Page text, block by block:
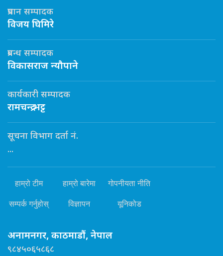
प्रधान सम्पादक
विजय घिमिरे
प्रबन्ध सम्पादक
विकासराज न्यौपाने
कार्यकारी सम्पादक
रामचन्द्र भट्ट
सूचना विभाग दर्ता नं.
...
हाम्रो टीम हाम्रो बारेमा गोपनीयता नीति
सम्पर्क गर्नुहोस् विज्ञापन यूनिकोड
अनामनगर, काठमाडौं, नेपाल
९८४५०६५८६८